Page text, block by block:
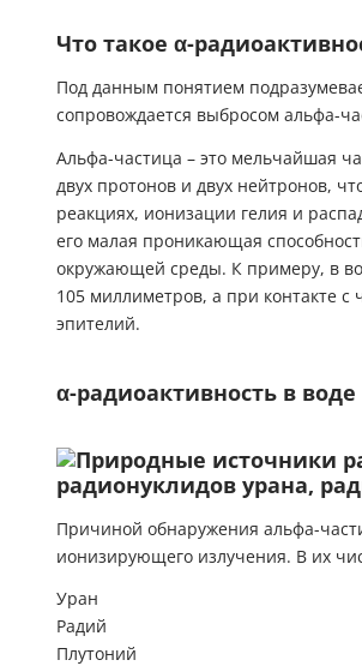
Что такое α-
Под данным понятием
сопровождается выбросом альфа-
Альфа-частица – это мельчайшая
двух протонов и двух нейтронов,
реакциях, ионизации гелия и
его малая проникающая
окружающей среды. К примеру, в
105 миллиметров, а при контакте
эпителий.
α-радиоактивность в воде
Причиной обнаружения альфа-
ионизирующего излучения. В их
Уран
Радий
Плутоний